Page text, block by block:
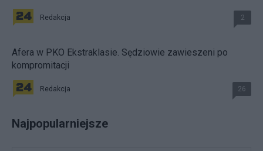
Redakcja 2
Afera w PKO Ekstraklasie. Sędziowie zawieszeni po
kompromitacji
Redakcja 26
Najpopularniejsze